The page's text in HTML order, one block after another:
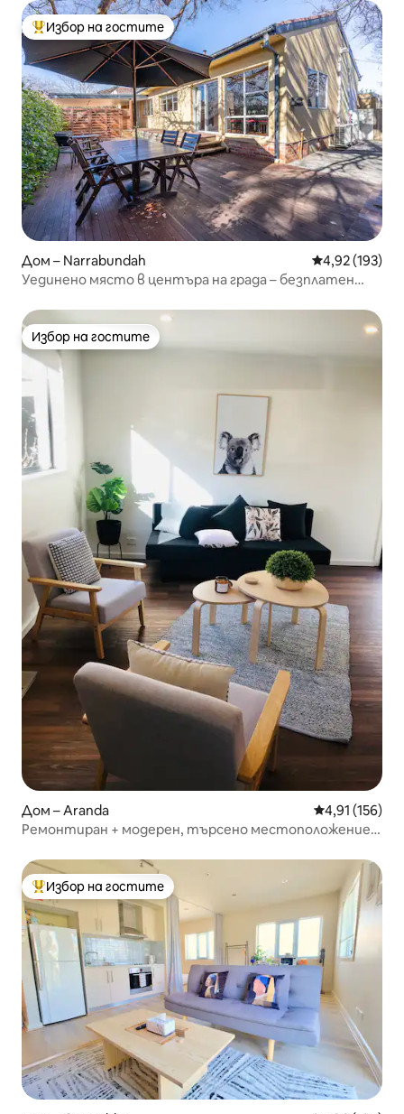
Най-популярен избор на гостите
Избор на гостите
Дом – Narrabundah Средна
4,92 (193)
Уединено място в центъра на града – безплатен
Избор на гостите
Избор на гостите
Дом – Aranda Средна
4,91 (156)
Ремонтиран + модерен, търсено местоположение
Най-популярен избор на гостите
Избор на гостите